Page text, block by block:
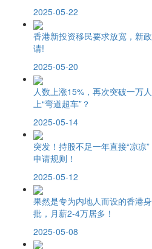
2025-05-22
香港新投资移民要求放宽，新
请!
2025-05-20
人数上涨15%，再次突破一万
上“弯道超车”？
2025-05-14
突发！持股不足一年直接“凉凉
申请规则！
2025-05-12
果然是专为内地人而设的香港
批，月薪2-4万居多！
2025-05-08